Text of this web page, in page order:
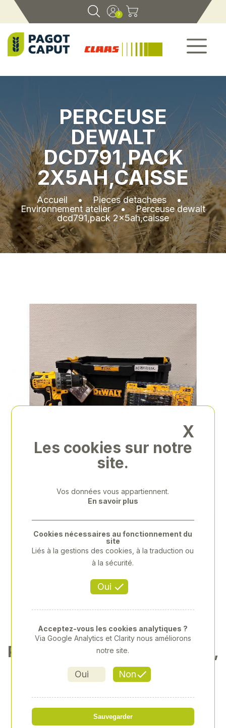
PERCEUSE
DEWALT
DCD791,PACK
2X5AH,CAISSE
Accueil •Pieces detachees •
Environnement atelier•Perceuse dewalt
dcd791,pack 2x5ah,caisse
PERCEUSE DEWALT DCD791,
PACK 2X5AH,CAISSE
Référence: PC-DCD791P2QWC
249,00 € HT
X
Les cookies sur notre
site.
Vos données vous appartiennent.
En savoir plus
Oui
Cookies nécessaires au fonctionnement du
site
Liés à la gestions des cookies, à la traduction ou
à la sécurité.
Oui Non
Acceptez-vous les cookies analytiques ?
Via Google Analytics et Clarity nous améliorons
notre site.
Sauvegarder